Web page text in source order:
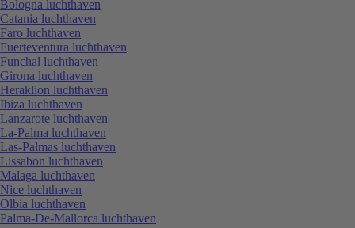
Bologna luchthaven
Catania luchthaven
Faro luchthaven
Fuerteventura luchthaven
Funchal luchthaven
Girona luchthaven
Heraklion luchthaven
Ibiza luchthaven
Lanzarote luchthaven
La-Palma luchthaven
Las-Palmas luchthaven
Lissabon luchthaven
Malaga luchthaven
Nice luchthaven
Olbia luchthaven
Palma-De-Mallorca luchthaven